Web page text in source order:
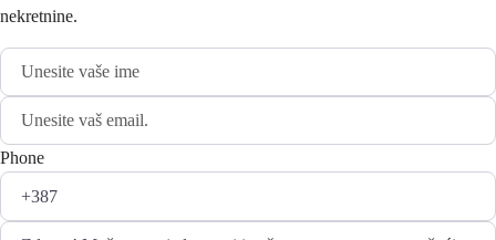
nekretnine.
Phone